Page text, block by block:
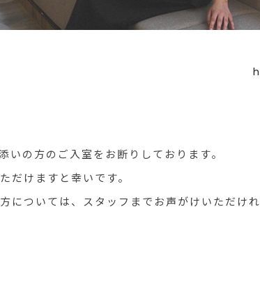
の方のご入室をお断りしております。
だけますと幸いです。
については、スタッフまでお声がけいただけ